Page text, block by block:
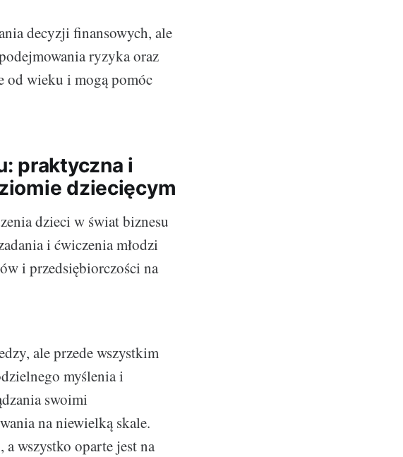
decyzji finansowych, ale
ryzyka oraz
od wieku i mogą pomóc
praktyczna i
dziecięcym
dzieci w świat biznesu
i ćwiczenia młodzi
i przedsiębiorczości na
ale przede wszystkim
myślenia i
swoimi
na niewielką skale.
wszystko oparte jest na